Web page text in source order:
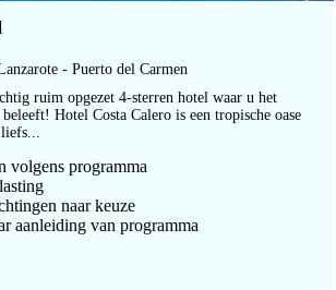
- Puerto del Carmen
ruim opgezet 4-sterren hotel waar u het
Hotel Costa Calero is een tropische oase
volgens programma
naar keuze
aanleiding van programma